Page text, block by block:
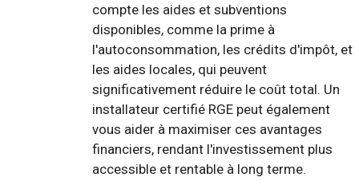
compte les aides et subventions
disponibles, comme la prime à
l'autoconsommation, les crédits d'impôt, et
les aides locales, qui peuvent
significativement réduire le coût total. Un
installateur certifié RGE peut également
vous aider à maximiser ces avantages
financiers, rendant l'investissement plus
accessible et rentable à long terme.